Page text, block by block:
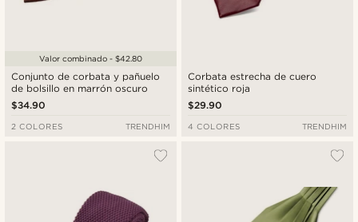
Conjunto de corbata y pañuelo
de bolsillo en marrón oscuro
$34.90
Valor combinado - $42.80
2 COLORES TRENDHIM
Corbata estrecha de cuero
sintético roja
$29.90
4 COLORES TRENDHIM